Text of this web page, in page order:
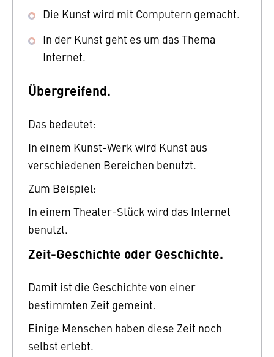
Die Kunst wird mit Computern gemacht.
In der Kunst geht es um das Thema
Internet.
Übergreifend.
Das bedeutet:
In einem Kunst-Werk wird Kunst aus
verschiedenen Bereichen benutzt.
Zum Beispiel:
In einem Theater-Stück wird das Internet
benutzt.
Zeit-Geschichte oder Geschichte.
Damit ist die Geschichte von einer
bestimmten Zeit gemeint.
Einige Menschen haben diese Zeit noch
selbst erlebt.